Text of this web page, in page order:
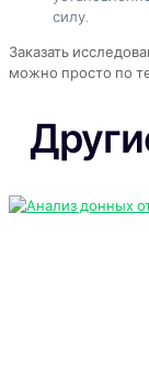
силу.
Заказать
можно просто по